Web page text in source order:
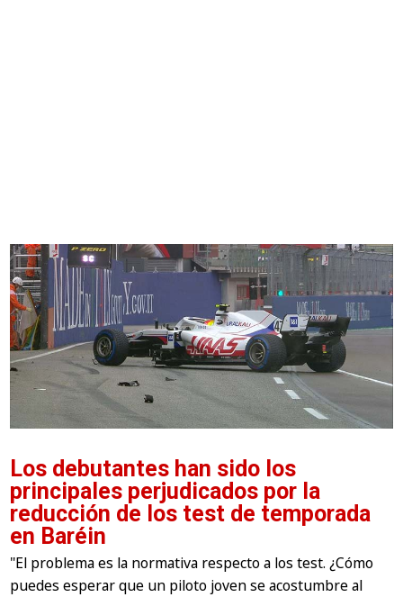
Los debutantes han sido los
principales perjudicados por la
reducción de los test de temporada
en Baréin
"El problema es la normativa respecto a los test. ¿Cómo
puedes esperar que un piloto joven se acostumbre al